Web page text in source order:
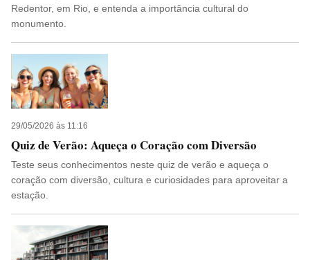
Redentor, em Rio, e entenda a importância cultural do
monumento.
29/05/2026 às 11:16
Quiz de Verão: Aqueça o Coração com Diversão
Teste seus conhecimentos neste quiz de verão e aqueça o
coração com diversão, cultura e curiosidades para aproveitar a
estação.